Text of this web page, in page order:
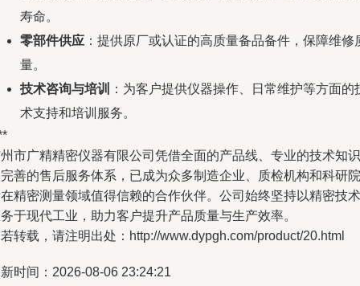
寿命。
零部件供应 ：提供原厂或认证的高质量备品备件，保障维修
量。
技术咨询与培训
：为客户提供仪器操作、日常维护等方面的
术支持和培训服务。
市广精精密仪器有限公司凭借全面的产品线、专业的技术知识
善的售后服务体系，已成为众多制造企业、质检机构和科研院
精密测量领域值得信赖的合作伙伴。公司始终坚持以精密技术
于现代工业，助力客户提升产品质量与生产效率。
转载，请注明出处：http://www.dypgh.com/product/20.html
时间：2026-08-06 23:24:21